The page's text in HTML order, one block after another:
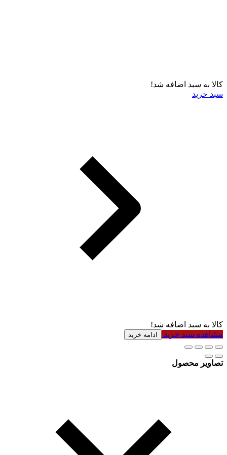
کالا به سبد اضافه شد!
سبد خرید
کالا به سبد اضافه شد!
مشاهده سبد خرید
ادامه خرید
تصاویر محصول